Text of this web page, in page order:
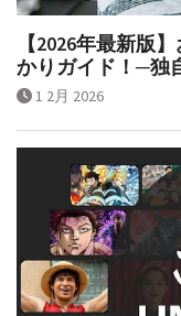
【2026年最新版
かりガイド！─独
1 2月 2026